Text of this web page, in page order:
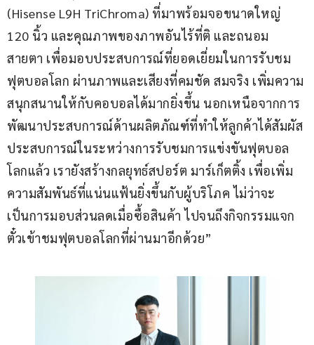
(Hisense L9H TriChroma) ที่มาพร้อมจอขนาดใหญ่
120 นิ้ว และคุณภาพของภาพอันไร้ที่ติ และถนอม
สายตา เพื่อมอบประสบการณ์ที่ยอดเยี่ยมในการรับชม
ฟุตบอลโลก ผ่านภาพและเสียงที่คมชัด สมจริง เพิ่มความ
สนุกสนานให้กับคอบอลได้มากยิ่งขึ้น นอกเหนือจากการ
พัฒนาประสบการณ์ด้านผลิตภัณฑ์ที่ทำให้ลูกค้าได้สัมผัส
ประสบการณ์ในระหว่างการรับชมการแข่งขันฟุตบอล
โลกแล้ว เรายังสร้างกลยุทธ์สปอร์ต มาร์เก็ตติ้ง เพื่อเพิ่ม
ความสัมพันธ์ที่แน่นแฟ้นยิ่งขึ้นกับผู้บริโภค ไม่ว่าจะ
เป็นการมอบส่วนลดเมื่อซื้อสินค้า ไปจนถึงกิจกรรมแจก
ตั๋วเข้าชมฟุตบอลโลกที่ผ่านมาอีกด้วย”